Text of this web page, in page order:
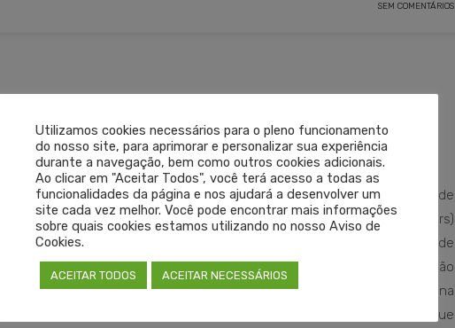
SEM COMENTÁRIOS
de competência médica
Somente em 2021, o Conselho Regional de
Medicina do Estado do Rio Grande do Sul (Cremers)
recebeu 19 denúncias sobre a realização de
procedimentos estéticos invasivos por não
médicos. O combate ao exercício ilegal da Medicina
é uma das principais atribuições do Cremers, que
Utilizamos cookies necessários para o pleno funcionamento
do nosso site, para aprimorar e personalizar sua experiência
durante a navegação, bem como outros cookies adicionais.
Ao clicar em "Aceitar Todos", você terá acesso a todas as
funcionalidades da página e nos ajudará a desenvolver um
site cada vez melhor. Você pode encontrar mais informações
sobre quais cookies estamos utilizando no nosso Aviso de
Cookies.
ACEITAR TODOS ACEITAR NECESSÁRIOS